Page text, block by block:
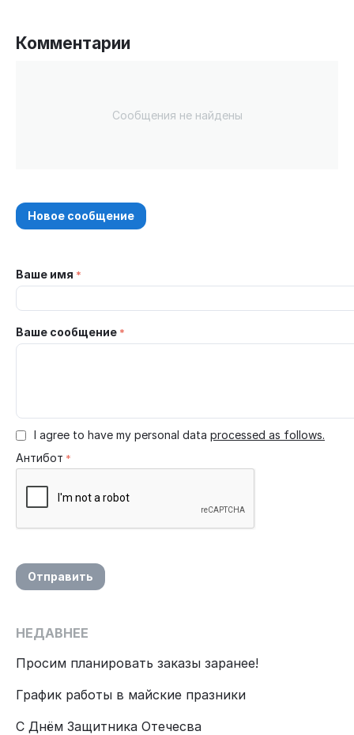
Комментарии
Сообщения не найдены
Новое сообщение
Ваше имя
Ваше сообщение
I agree to have my personal data processed as follows.
Антибот
Отправить
НЕДАВНЕЕ
Просим планировать заказы заранее!
График работы в майские празники
С Днём Защитника Отечесва